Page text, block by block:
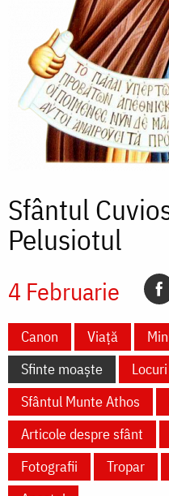
Sfântul
Pelusiotul
4 Februarie
Canon Viață
Sfinte moaște
Sfântul Munte Athos
Articole despre sfânt
Fotografii
Tropar